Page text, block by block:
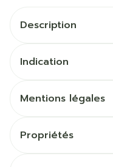
Description
Indication
Mentions légales
Propriétés